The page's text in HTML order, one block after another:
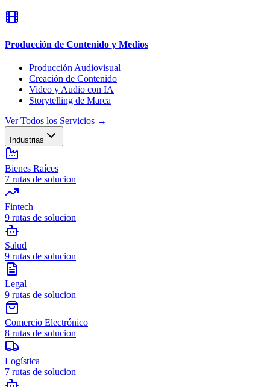
Producción de Contenido y Medios
Producción Audiovisual
Creación de Contenido
Video y Audio con IA
Storytelling de Marca
Ver Todos los Servicios →
Industrias
Bienes Raíces
7 rutas de solucion
Fintech
9 rutas de solucion
Salud
9 rutas de solucion
Legal
9 rutas de solucion
Comercio Electrónico
8 rutas de solucion
Logística
7 rutas de solucion